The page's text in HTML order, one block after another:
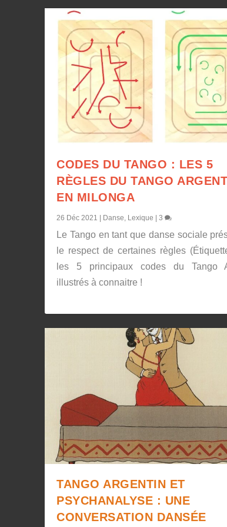
CODES DU TANGO : LES 5
RÈGLES DU TANGO
EN MILONGA
26 Déc 2021 Danse, Lexique |3
Le Tango en tant que danse sociale
le respect de certaines règles
les 5 principaux codes du Tango
illustrés à connaitre !
TANGO ARGENTIN ET
PSYCHANALYSE : UNE
CONVERSATION DANSÉE